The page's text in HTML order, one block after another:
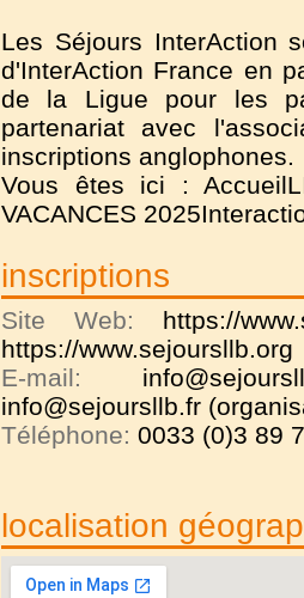
Les Séjours InterAction
d'InterAction France en
de la Ligue pour les
partenariat avec
inscriptions anglophones.
Vous êtes ici :
VACANCES
inscriptions
Site Web: https://
https://www.sejoursllb.org
E-mail:
info@sejoursllb.fr
Téléphone: 0033 (0)3 89
localisation